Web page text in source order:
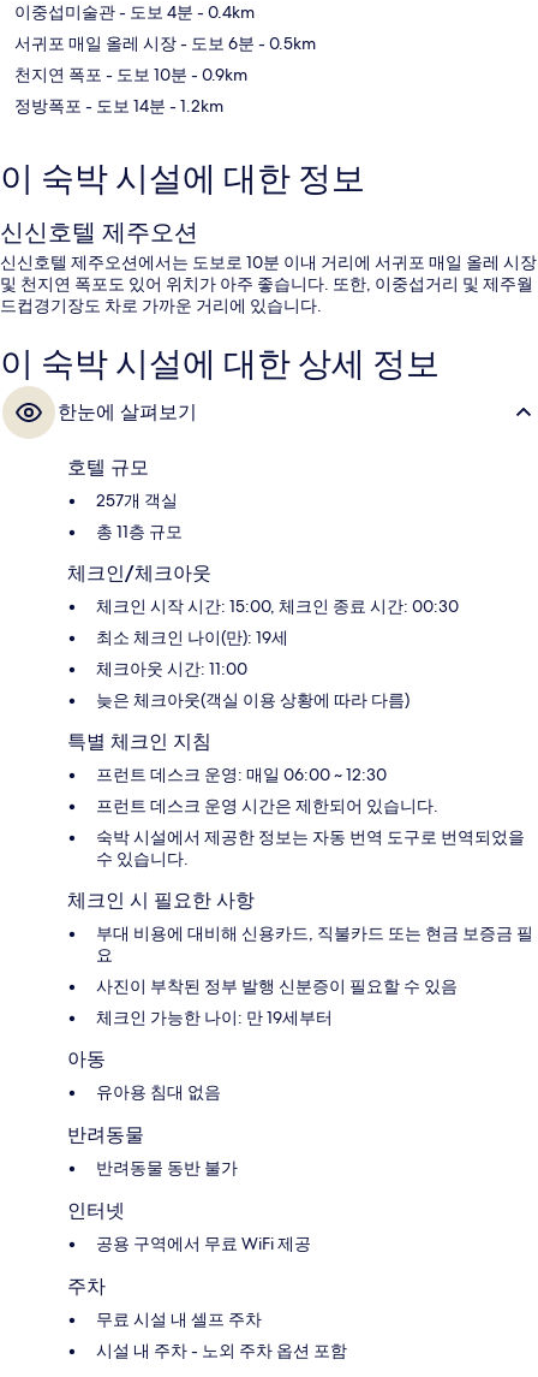
이중섭미술관- 도보 4분 - 0.4km
서귀포 매일 올레 시장- 도보 6분 - 0.5km
천지연 폭포 - 도보 10분 - 0.9km
정방폭포 - 도보 14분 - 1.2km
이 숙박 시설에 대한 정보
신신호텔 제주오션
신신호텔 제주오션에서는 도보로 10분 이내 거리에 서귀포 매일 올레 시장
및 천지연 폭포도 있어 위치가 아주 좋습니다. 또한, 이중섭거리 및 제주월
드컵경기장도 차로 가까운 거리에 있습니다.
이 숙박 시설에 대한 상세 정보
한눈에 살펴보기
호텔 규모
257개 객실
총 11층 규모
체크인/체크아웃
체크인 시작 시간: 15:00, 체크인 종료 시간: 00:30
최소 체크인 나이(만): 19세
체크아웃 시간: 11:00
늦은 체크아웃(객실 이용 상황에 따라 다름)
특별 체크인 지침
프런트 데스크 운영: 매일 06:00 ~ 12:30
프런트 데스크 운영 시간은 제한되어 있습니다.
숙박 시설에서 제공한 정보는 자동 번역 도구로 번역되었을
수 있습니다.
체크인 시 필요한 사항
부대 비용에 대비해 신용카드, 직불카드 또는 현금 보증금 필
요
사진이 부착된 정부 발행 신분증이 필요할 수 있음
체크인 가능한 나이: 만 19세부터
아동
유아용 침대 없음
반려동물
반려동물 동반 불가
인터넷
공용 구역에서 무료 WiFi 제공
주차
무료 시설 내 셀프 주차
시설 내 주차 - 노외 주차 옵션 포함